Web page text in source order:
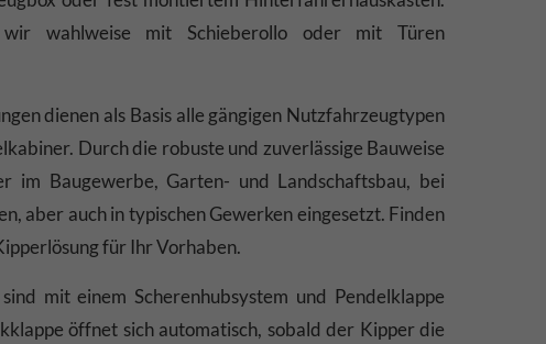
wahlweise mit Schieberollo oder mit Türen
dienen als Basis alle gängigen Nutzfahrzeugtypen
Durch die robuste und zuverlässige Bauweise
im Baugewerbe, Garten- und Landschaftsbau, bei
aber auch in typischen Gewerken eingesetzt. Finden
für Ihr Vorhaben.
mit einem Scherenhubsystem und Pendelklappe
öffnet sich automatisch, sobald der Kipper die